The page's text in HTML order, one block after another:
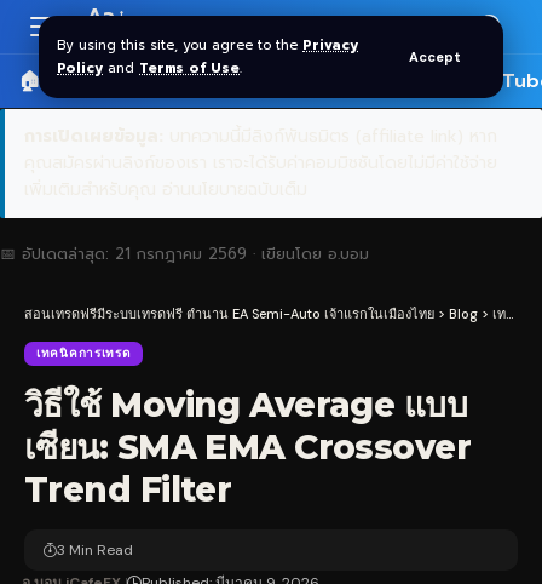
By using this site, you agree to the Privacy
Policy and Terms of Use.
Accept
Resizer
Aa
🏠 หน้าแรก ราคาทอง SPDR 🎬
📅 อัปเดตล่าสุด: 21 กรกฎาคม 2569 · เขียนโดย อ.บอม
สอนเทรดฟรีมีระบบเทรดฟรี ตำนาน EA Semi-Auto เจ้าแรกในเมืองไทย > Blog > เทคนิคการเทรด
เทคนิคการเทรด
วิธีใช้ Moving Average แบบ
เซียน: SMA EMA Crossover
Trend Filter
3 Min Read